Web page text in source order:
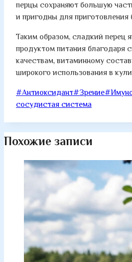
перцы сохраняют большую
и пригодны для
Таким образом, сладкий перец
продуктом питания благодаря
качествам, витаминному
широкого использования в
Метки
записи:
#Антиоксидант#Зрение#
сосудистая система
Похожие записи